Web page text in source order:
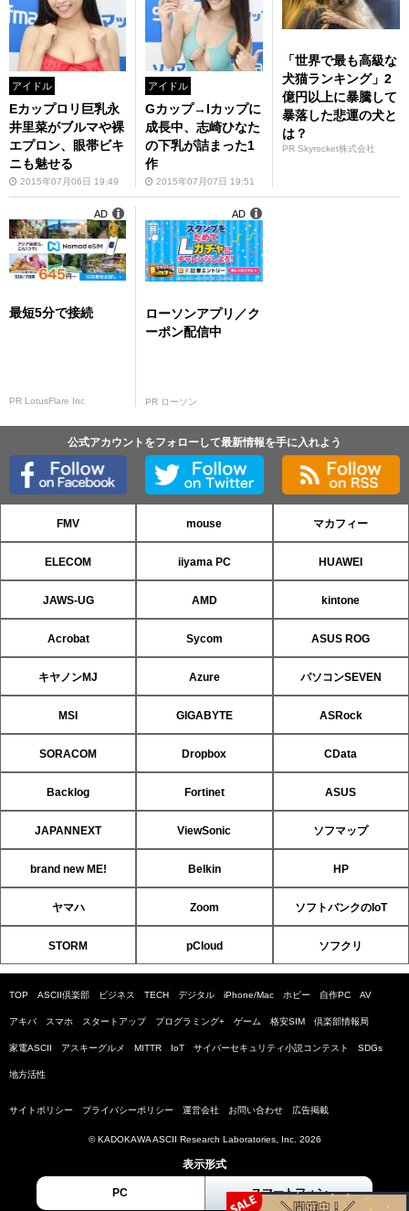
アイドル
Eカップロリ巨乳永
井里菜がブルマや裸
エプロン、眼帯ビキ
ニも魅せる
2015年07月06日 19:49
アイドル
Gカップ→Iカップに
成長中、志崎ひなた
の下乳が詰まった1
作
2015年07月07日 19:51
「世界で最も高級な
犬猫ランキング」2
億円以上に暴騰して
暴落した悲運の犬と
は？
PR Skyrocket株式会社
最短5分で接続
PR LotusFlare Inc
AD
ローソンアプリ／ク
ーポン配信中
PR ローソン
AD
公式アカウントをフォローして最新情報を手に入れよう
FMV mouse マカフィー
ELECOM iiyama PC HUAWEI
JAWS-UG AMD kintone
Acrobat Sycom ASUS ROG
キヤノンMJ Azure パソコンSEVEN
MSI GIGABYTE ASRock
SORACOM Dropbox CData
Backlog Fortinet ASUS
JAPANNEXT ViewSonic ソフマップ
brand new ME! Belkin HP
ヤマハ Zoom ソフトバンクのIoT
STORM pCloud ソフクリ
TOP ASCII倶楽部 ビジネス TECH デジタル iPhone/Mac ホビー 自作PC AV
アキバ スマホ スタートアップ プログラミング+ ゲーム 格安SIM 倶楽部情報局
家電ASCII アスキーグルメ MITTR IoT サイバーセキュリティ小説コンテスト SDGs
地方活性
サイトポリシー プライバシーポリシー 運営会社 お問い合わせ 広告掲載
© KADOKAWA ASCII Research Laboratories, Inc. 2026
表示形式
PC スマートフォン